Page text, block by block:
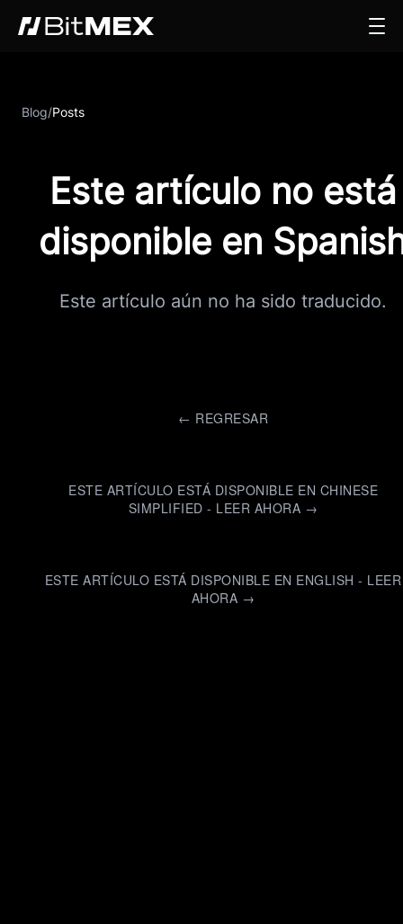
Blog/Posts
Este artículo no está
disponible en
Este artículo aún no ha sido traducido.
← REGRESAR
ESTE ARTÍCULO ESTÁ DISPONIBLE EN CHINESE
SIMPLIFIED - LEER AHORA →
ESTE ARTÍCULO ESTÁ DISPONIBLE EN ENGLISH - LEER
AHORA →